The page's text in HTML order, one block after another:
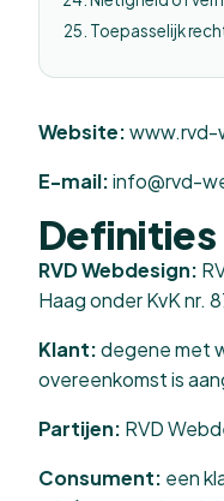
Toepasselijk
Website:www.rvd-
E-mail:info@rvd-
Definities
RVD Webdesign:
Haag onder KvK nr.
Klant:degene met
overeenkomst is
Partijen: RVD
Consument: een